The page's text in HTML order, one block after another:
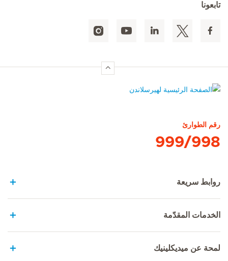
تابعونا
رقم الطوارئ
999/998
روابط سريعة
الخدمات المقدّمة
لمحة عن ميديكلينيك